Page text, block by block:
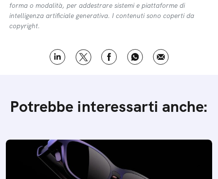
forma o modalità, per addestrare sistemi e piattaforme di
intelligenza artificiale generativa. I contenuti sono coperti da
copyright.
Potrebbe interessarti anche: